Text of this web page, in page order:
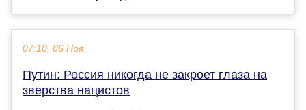
07:10, 06 Ноя
Путин: Россия никогда не закроет глаза на
зверства нацистов